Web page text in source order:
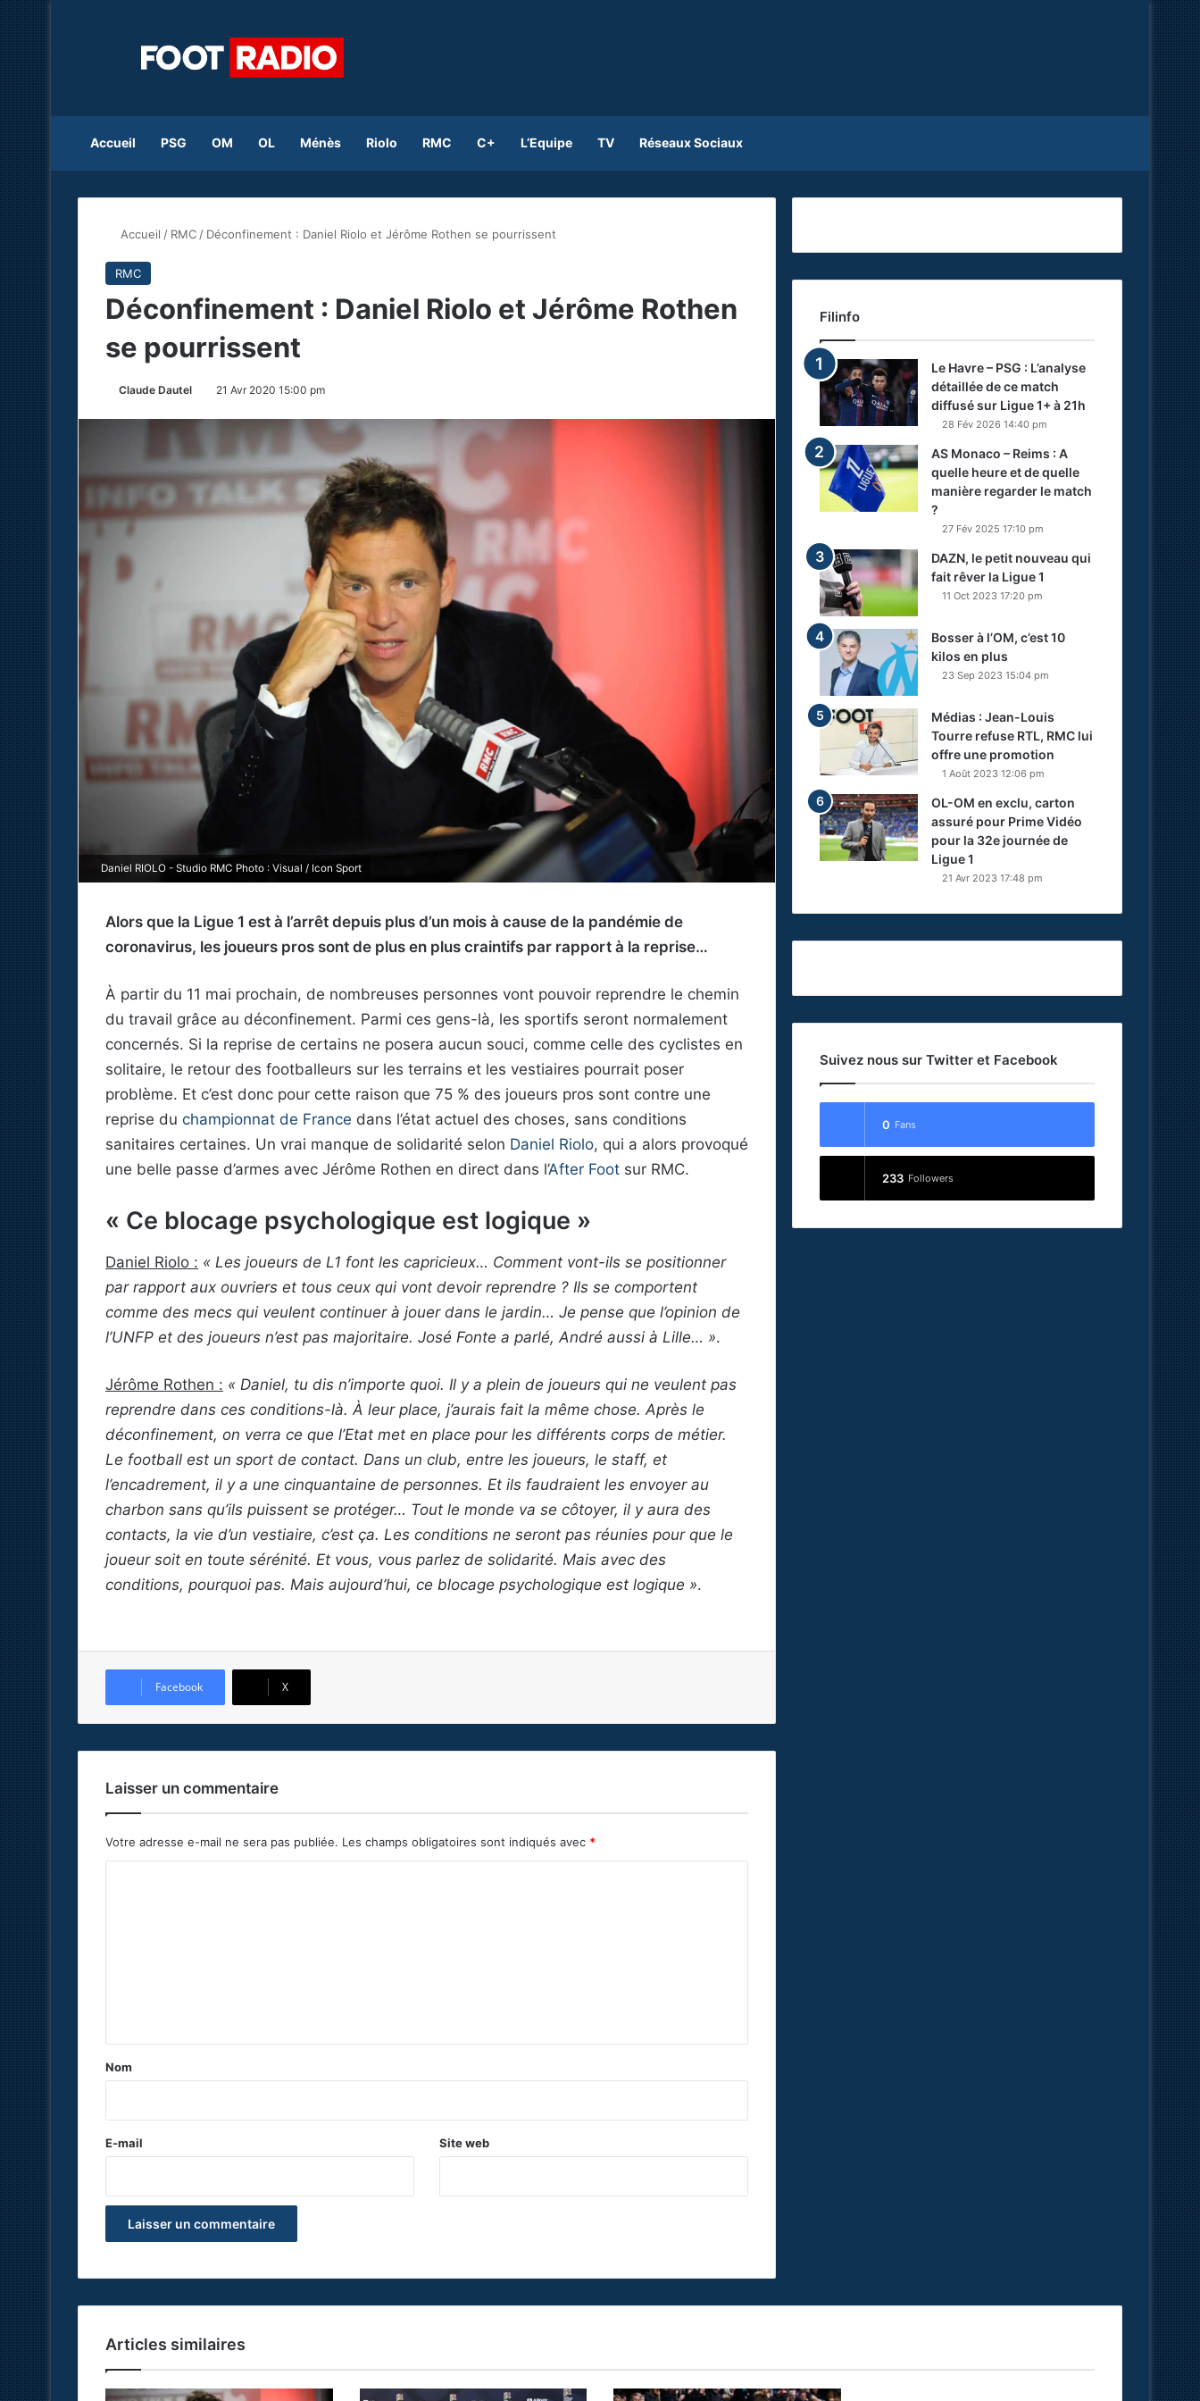
Accueil PSG OM OL Ménès Riolo RMC C+ L’Equipe TV Réseaux Sociaux
Accueil / RMC / Déconfinement : Daniel Riolo et Jérôme Rothen se pourrissent
RMC
Déconfinement : Daniel Riolo et Jérôme Rothen
se pourrissent
Claude Dautel 21 Avr 2020 15:00 pm
Daniel RIOLO - Studio RMC Photo : Visual / Icon Sport
Alors que la Ligue 1 est à l’arrêt depuis plus d’un mois à cause de la pandémie de
coronavirus, les joueurs pros sont de plus en plus craintifs par rapport à la reprise…
À partir du 11 mai prochain, de nombreuses personnes vont pouvoir reprendre le chemin
du travail grâce au déconfinement. Parmi ces gens-là, les sportifs seront normalement
concernés. Si la reprise de certains ne posera aucun souci, comme celle des cyclistes en
solitaire, le retour des footballeurs sur les terrains et les vestiaires pourrait poser
problème. Et c’est donc pour cette raison que 75 % des joueurs pros sont contre une
reprise du championnat de France dans l’état actuel des choses, sans conditions
sanitaires certaines. Un vrai manque de solidarité selon Daniel Riolo, qui a alors provoqué
une belle passe d’armes avec Jérôme Rothen en direct dans l’After Foot sur RMC.
« Ce blocage psychologique est logique »
Daniel Riolo : « Les joueurs de L1 font les capricieux… Comment vont-ils se positionner
par rapport aux ouvriers et tous ceux qui vont devoir reprendre ? Ils se comportent
comme des mecs qui veulent continuer à jouer dans le jardin… Je pense que l’opinion de
l’UNFP et des joueurs n’est pas majoritaire. José Fonte a parlé, André aussi à Lille… ».
Jérôme Rothen : « Daniel, tu dis n’importe quoi. Il y a plein de joueurs qui ne veulent pas
reprendre dans ces conditions-là. À leur place, j’aurais fait la même chose. Après le
déconfinement, on verra ce que l’Etat met en place pour les différents corps de métier.
Le football est un sport de contact. Dans un club, entre les joueurs, le staff, et
l’encadrement, il y a une cinquantaine de personnes. Et ils faudraient les envoyer au
charbon sans qu’ils puissent se protéger… Tout le monde va se côtoyer, il y aura des
contacts, la vie d’un vestiaire, c’est ça. Les conditions ne seront pas réunies pour que le
joueur soit en toute sérénité. Et vous, vous parlez de solidarité. Mais avec des
conditions, pourquoi pas. Mais aujourd’hui, ce blocage psychologique est logique ».
Facebook X
Laisser un commentaire
Votre adresse e-mail ne sera pas publiée. Les champs obligatoires sont indiqués avec *
a
e
Nom
E-mail Site web
Filinfo
Le Havre – PSG : L’analyse
détaillée de ce match
diffusé sur Ligue 1+ à 21h
28 Fév 2026 14:40 pm
AS Monaco – Reims : A
quelle heure et de quelle
manière regarder le match
?
27 Fév 2025 17:10 pm
DAZN, le petit nouveau qui
fait rêver la Ligue 1
11 Oct 2023 17:20 pm
Bosser à l’OM, c’est 10
kilos en plus
23 Sep 2023 15:04 pm
Médias : Jean-Louis
Tourre refuse RTL, RMC lui
offre une promotion
1 Août 2023 12:06 pm
OL-OM en exclu, carton
assuré pour Prime Vidéo
pour la 32e journée de
Ligue 1
21 Avr 2023 17:48 pm
Suivez nous sur Twitter et Facebook
0 Fans
233 Followers
Articles similaires